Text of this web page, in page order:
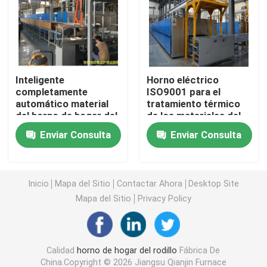
horno de la correa de la malla
Horno encajonado
horno de tubo
horno de la lanzadera
horno de túnel
horno de caja de la atmósfera
Horno de recocido
Inteligente
completamente
automático material
del horno de hogar del
rodillo de la atmósfera
del horno de
sinterización del alto
Enviar Consulta
Horno eléctrico
ISO9001 para el
tratamiento térmico
de los materiales del
electrodo del ánodo y
del cátodo de la
batería de litio
Enviar Consulta
Inicio Mapa del Sitio Contactar Ahora
Desktop Site
Mapa del Sitio
Privacy Policy
Calidad horno de hogar del rodillo Fábrica De
China.Copyright © 2026 Jiangsu Qianjin Furnace